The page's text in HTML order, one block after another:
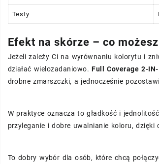
Testy
Efekt na skórze – co
Jeżeli zależy Ci na wyrównaniu kolorytu i
działać wielozadaniowo.Full Coverage 2-IN-
drobne zmarszczki, a jednocześnie
W praktyce oznacza to gładkość i
przyleganie i dobre uwalnianie koloru,
To dobry wybór dla osób, które chcą